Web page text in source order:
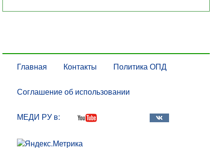
Главная Контакты Политика ОПД
Соглашение об использовании
МЕДИ РУ в: